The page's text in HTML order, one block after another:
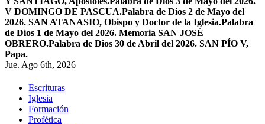
V DOMINGO DE PASCUA.Palabra de Dios 2 de Mayo del
2026. SAN ATANASIO, Obispo y Doctor de la Iglesia.Palabra
de Dios 1 de Mayo del 2026. Memoria SAN JOSÉ
OBRERO.Palabra de Dios 30 de Abril del 2026. SAN PÍO V,
Papa.
Jue. Ago 6th, 2026
Escrituras
Iglesia
Formación
Profética